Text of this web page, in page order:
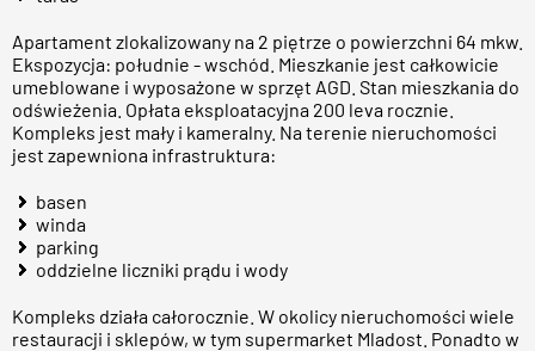
Apartament zlokalizowany na 2 piętrze o powierzchni 64 mkw.
Ekspozycja: południe - wschód. Mieszkanie jest całkowicie
umeblowane i wyposażone w sprzęt AGD. Stan mieszkania do
odświeżenia. Opłata eksploatacyjna 200 leva rocznie.
Kompleks jest mały i kameralny. Na terenie nieruchomości
jest zapewniona infrastruktura:
basen
winda
parking
oddzielne liczniki prądu i wody
Kompleks działa całorocznie. W okolicy nieruchomości wiele
restauracji i sklepów, w tym supermarket Mladost. Ponadto w